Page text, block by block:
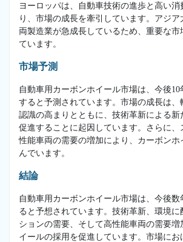
ヨーロッパは、自動車技術の進歩と高い消
り、市場の成長を牽引しています。アジ
両製造業が急成長しているため、重要な
ています。
市場予測
自動車用カーボンホイール市場は、今後
すると予測されています。市場の成長は、
認識の高まりとともに、技術革新による新
促進することに起因しています。さらに、
性能車両の需要の増加により、カーボンホ
んでいます。
結論
自動車用カーボンホイール市場は、今後数
ると予想されています。技術革新、環境に
ションの需要、そして高性能車両の需要増
イールの採用を促進しています。市場にお